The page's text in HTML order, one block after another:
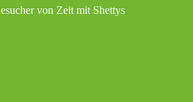
von Zeit mit Shettys